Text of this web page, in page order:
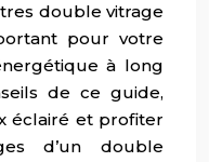
double vitrage
pour votre
à long
de ce guide,
éclairé et profiter
d’un double